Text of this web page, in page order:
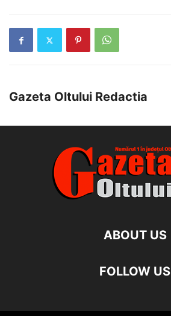
Gazeta Oltului Redactia
ABOUT US
FOLLOW US